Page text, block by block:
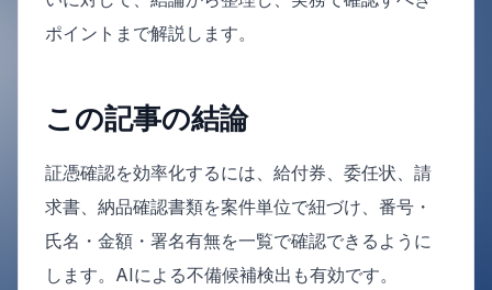
ポイントまで解説します。
この記事の結論
証憑確認を効率化するには、給付券、委任状、請
求書、納品確認書類を案件単位で紐づけ、番号・
氏名・金額・署名有無を一覧で確認できるように
します。AIによる不備候補検出も有効です。